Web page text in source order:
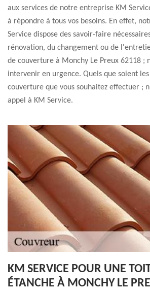
aux services de notre entreprise KM
à répondre à tous vos besoins. En effet,
Service dispose des savoir-faire
rénovation, du changement ou de
de couverture à Monchy Le Preux 62118 ;
intervenir en urgence. Quels que soient
couverture que vous souhaitez effectuer ;
appel à KM Service.
KM SERVICE POUR UNE
ÉTANCHE À MONCHY LE